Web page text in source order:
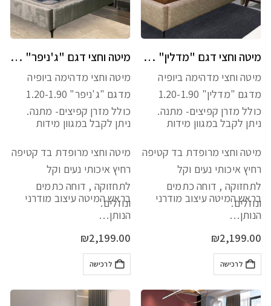
מיטה וחצי דגם "מדלין" כולל מזרן מתנה
מיטה וחצי מדהימה ביופיה
מדגם "מדלין" 1.20-1.90
כולל מזרן קפיצים- מתנה.
ניתן לקבל במגוון מידות
מיטה וחצי מרופדת בד קטיפה
רחיץ איכותי נעים וקל
לתחזוקה , דוחה כתמים
ונוזלים.
בראש המיטה עיצוב מודרני
הנותן…
₪2,199.00
לרכישה
מיטה וחצי דגם "ג'ניפר" כולל מזרן מתנה
מיטה וחצי מדהימה ביופיה
מדגם "ג'ניפר" 1.20-1.90
כולל מזרן קפיצים- מתנה.
ניתן לקבל במגוון מידות
מיטה וחצי מרופדת בד קטיפה
רחיץ איכותי נעים וקל
לתחזוקה , דוחה כתמים
ונוזלים.
בראש המיטה עיצוב מודרני
הנותן…
₪2,199.00
לרכישה